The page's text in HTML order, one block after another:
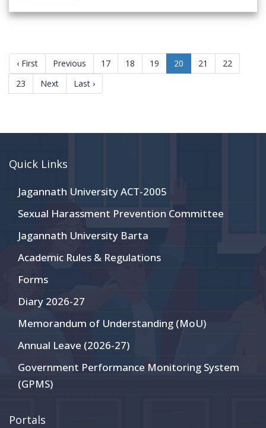
‹ First Previous 17 18 19 20 (current)
21
22
23
Next Last ›
Quick Links
Jagannath University ACT-2005
Sexual Harassment Prevention Committee
Jagannath University Barta
Academic Rules & Regulations
Forms
Diary 2026-27
Memorandum of Understanding (MoU)
Annual Leave (2026-27)
Government Performance Monitoring System
(GPMS)
Portals